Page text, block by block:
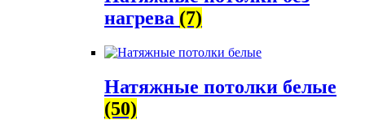
нагрева (7)
Натяжные потолки белые
(50)